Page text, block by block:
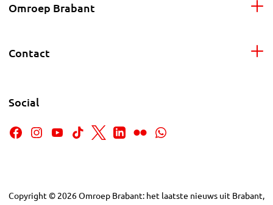
Omroep Brabant
Contact
Social
Copyright © 2026Omroep Brabant: het laatste nieuws uit Brabant,